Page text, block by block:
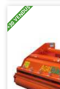
Ryobi
S
Santos
Sbaraglia
Schnitzer
+30 VENDUS